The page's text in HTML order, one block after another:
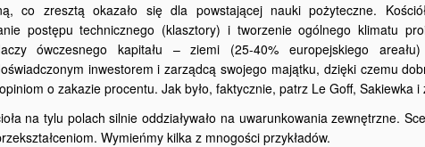
co zresztą okazało się dla powstającej nauki pożyteczne.
postępu technicznego (klasztory) i tworzenie ogólnego klimatu
ówczesnego kapitału – ziemi (25-40% europejskiego
inwestorem i zarządcą swojego majątku, dzięki czemu
o zakazie procentu. Jak było, faktycznie, patrz Le Goff, Sakiewka i
na tylu polach silnie oddziaływało na uwarunkowania zewnętrzne.
Wymieńmy kilka z mnogości przykładów.